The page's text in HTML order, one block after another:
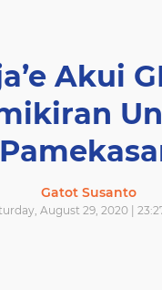
Akui
Gatot Susanto
August 29, 2020 |